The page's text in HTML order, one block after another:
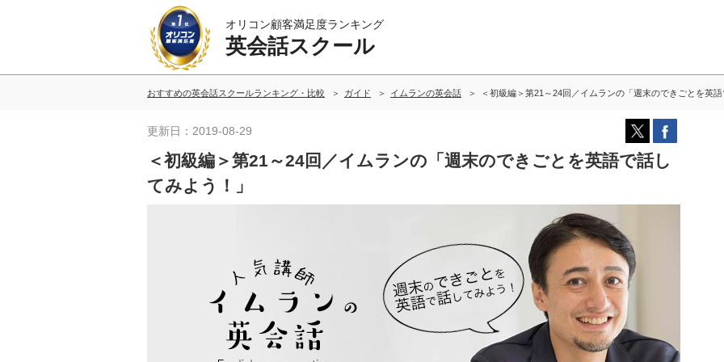
オリコン顧客満足度ランキング
英会話スクール
おすすめの英会話スクールランキング・比較 ガイド イムランの英会話 ＜初級編＞第21～24回／イムランの「週末のできごとを英語
更新日：2019-08-29
＜初級編＞第21～24回／イムランの「週末のできごとを英語で話し
てみよう！」